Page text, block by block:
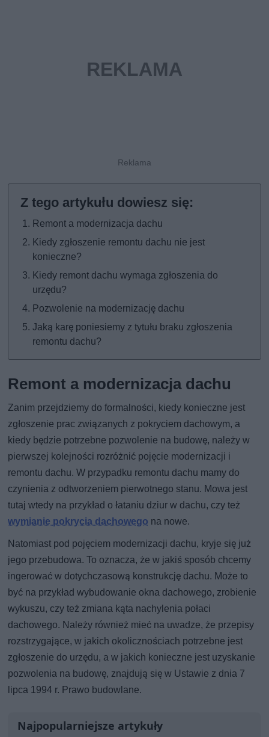
Remont a modernizacja dachu
Kiedy zgłoszenie remontu dachu nie jest
konieczne?
Kiedy remont dachu wymaga zgłoszenia do
urzędu?
Pozwolenie na modernizację dachu
Jaką karę poniesiemy z tytułu braku zgłoszenia
remontu dachu?
Remont a modernizacja dachu
Zanim przejdziemy do formalności, kiedy konieczne jest
zgłoszenie prac związanych z pokryciem dachowym, a
kiedy będzie potrzebne pozwolenie na budowę, należy w
pierwszej kolejności rozróżnić pojęcie modernizacji i
remontu dachu. W przypadku remontu dachu mamy do
czynienia z odtworzeniem pierwotnego stanu. Mowa jest
tutaj wtedy na przykład o łataniu dziur w dachu, czy też
wymianie pokrycia dachowego na nowe.
Natomiast pod pojęciem modernizacji dachu, kryje się już
jego przebudowa. To oznacza, że w jakiś sposób chcemy
ingerować w dotychczasową konstrukcję dachu. Może to
być na przykład wybudowanie okna dachowego, zrobienie
wykuszu, czy też zmiana kąta nachylenia połaci
dachowego. Należy również mieć na uwadze, że przepisy
rozstrzygające, w jakich okolicznościach potrzebne jest
zgłoszenie do urzędu, a w jakich konieczne jest uzyskanie
pozwolenia na budowę, znajdują się w Ustawie z dnia 7
lipca 1994 r. Prawo budowlane.
Najpopularniejsze artykuły